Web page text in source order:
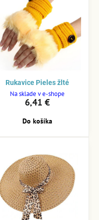
Rukavice Pieles žlté
Na sklade v e-shope
6,41 €
Do košíka